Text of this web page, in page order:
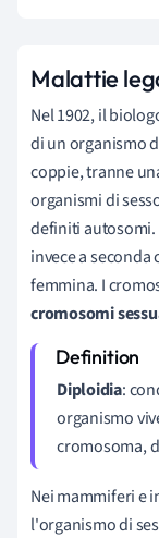
Malattie
Nel 1902, il
di un organismo
coppie, tranne
organismi di
definiti
invece a
femmina. I
cromosomi
Diploidia:
organismo
cromosoma,
Nei mammiferi e
l'organismo di